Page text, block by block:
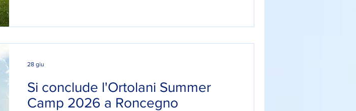
Si conclude l'Ortolani Summer
Camp 2026 a Roncegno
28 giu